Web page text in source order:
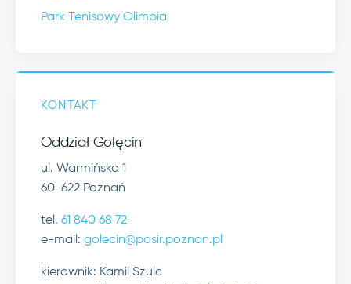
Park Tenisowy Olimpia
KONTAKT
Oddział Golęcin
ul. Warmińska 1
60-622 Poznań
tel. 61 840 68 72
e-mail: golecin@posir.poznan.pl
kierownik: Kamil Szulc